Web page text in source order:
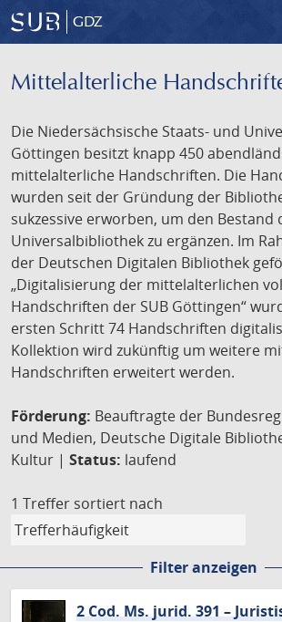
GDZ
Mittelalterliche
Die Niedersächsische Staats- und
Göttingen besitzt knapp 450
mittelalterliche Handschriften. Die
wurden seit der Gründung der
sukzessive erworben, um den Bestand
Universalbibliothek zu ergänzen. Im
der Deutschen Digitalen Bibliothek
„Digitalisierung der mittelalterlichen
Handschriften der SUB Göttingen“
ersten Schritt 74 Handschriften
Kollektion wird zukünftig um weitere
Handschriften erweitert werden.
Förderung: Beauftragte der
und Medien, Deutsche Digitale
Kultur | Status: laufend
1 Treffer sortiert nach
Filter anzeigen
2 Cod. Ms. jurid. 391 –